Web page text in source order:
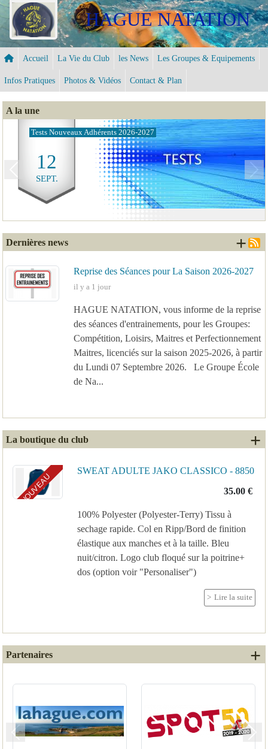
HAGUE NATATION
Accueil La Vie du Club les News Les Groupes & Equipements
Infos Pratiques Photos & Vidéos Contact & Plan
A la une
12
SEPT.
Tests Nouveaux Adhérents 2026-2027
Next
Dernières news
Reprise des Séances pour La Saison 2026-2027
il y a 1 jour
HAGUE NATATION, vous informe de la reprise
des séances d'entrainements, pour les Groupes:
Compétition, Loisirs, Maitres et Perfectionnement
Maitres, licenciés sur la saison 2025-2026, à partir
du Lundi 07 Septembre 2026. Le Groupe École
de Na...
+
La boutique du club
NOUVEAU
SWEAT ADULTE JAKO CLASSICO - 8850
35.00 €
100% Polyester (Polyester-Terry) Tissu à
sechage rapide. Col en Ripp/Bord de finition
élastique aux manches et à la taille. Bleu
nuit/citron. Logo club floqué sur la poitrine+
dos (option voir "Personaliser")
Lire la suite
+
Partenaires
Précedent
+
Panneau de gestion des cookies